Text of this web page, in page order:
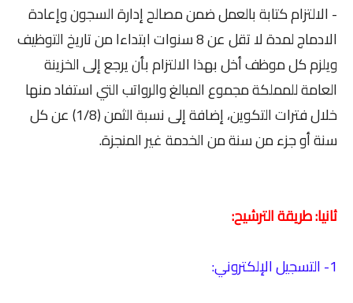
- الالتزام كتابة بالعمل ضمن مصالح إدارة السجون وإعادة
الادماج لمدة لا تقل عن 8 سنوات ابتداءا من تاريخ التوظيف
ويلزم كل موظف أخل بهذا الالتزام بأن يرجع إلى الخزينة
العامة للمملكة مجموع المبالغ والرواتب التي استفاد منها
خلال فترات التكوين، إضافة إلى نسبة الثمن (1/8) عن كل
سنة أو جزء من سنة من الخدمة غير المنجزة.
ثانيا: طريقة الترشيح:
1- التسجيل الإلكتروني: